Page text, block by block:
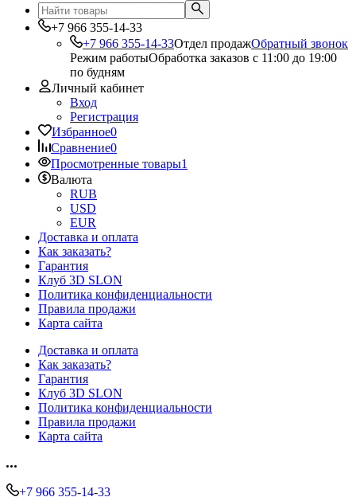
+7 966 355-14-33
+7 966 355-14-33Отдел продажОбратный звонок
Режим работыОбработка заказов с 11:00 до 19:00
по будням
Личный кабинет
Вход
Регистрация
Избранное0
Сравнение0
Просмотренные товары1
Валюта
RUB
USD
EUR
Доставка и оплата
Как заказать?
Гарантия
Клуб 3D SLON
Политика конфиденциальности
Правила продажи
Карта сайта
Доставка и оплата
Как заказать?
Гарантия
Клуб 3D SLON
Политика конфиденциальности
Правила продажи
Карта сайта
+7 966 355-14-33